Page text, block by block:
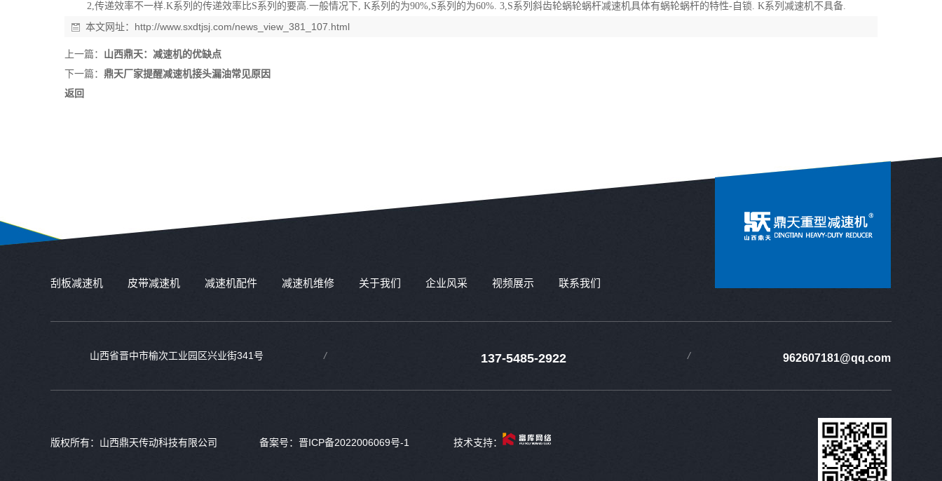
2,传递效率不一样.K系列的传递效率比S系列的要高.一般情况下, K系列的为90%,S系列的为60%. 3,S系列斜齿轮蜗轮蜗杆减速机具体有蜗轮蜗杆的特性-自锁. K系列减速机不具备.
本文网址： http://www.sxdtjsj.com/news_view_381_107.html
上一篇： 山西鼎天：减速机的优缺点
下一篇： 鼎天厂家提醒减速机接头漏油常见原因
返回
刮板减速机 皮带减速机 减速机配件 减速机维修 关于我们 企业风采 视频展示 联系我们
山西省晋中市榆次工业园区兴业街341号 137-5485-2922 962607181@qq.com
版权所有：山西鼎天传动科技有限公司 备案号： 晋ICP备2022006069号-1 技术支持：